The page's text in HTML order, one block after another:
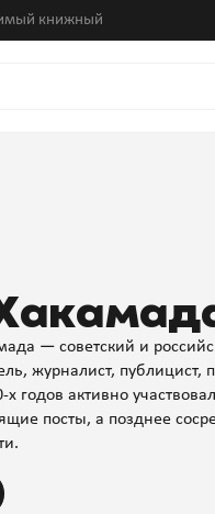
книжный
— советский и
журналист,
годов активно
посты, а позднее